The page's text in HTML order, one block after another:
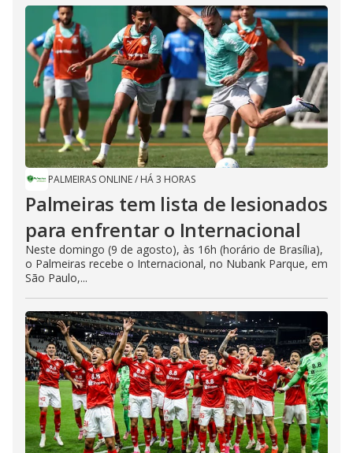
PALMEIRAS ONLINE/ HÁ 3 HORAS
Palmeiras tem lista de lesionados
para enfrentar o Internacional
Neste domingo (9 de agosto), às 16h (horário de Brasília),
o Palmeiras recebe o Internacional, no Nubank Parque, em
São Paulo,...